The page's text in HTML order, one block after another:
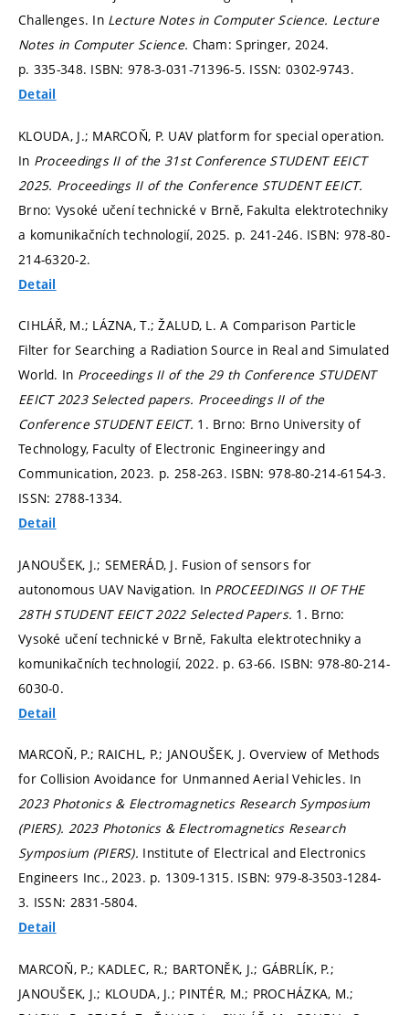
Challenges. In Lecture Notes in Computer Science. Lecture
Notes in Computer Science. Cham: Springer, 2024.
p. 335-348. ISBN: 978-3-031-71396-5. ISSN: 0302-9743.
Detail
KLOUDA, J.; MARCOŇ, P. UAV platform for special operation.
In Proceedings II of the 31st Conference STUDENT EEICT
2025. Proceedings II of the Conference STUDENT EEICT.
Brno: Vysoké učení technické v Brně, Fakulta elektrotechniky
a komunikačních technologií, 2025. p. 241-246. ISBN: 978-80-
214-6320-2.
Detail
CIHLÁŘ, M.; LÁZNA, T.; ŽALUD, L. A Comparison Particle
Filter for Searching a Radiation Source in Real and Simulated
World. In Proceedings II of the 29 th Conference STUDENT
EEICT 2023 Selected papers. Proceedings II of the
Conference STUDENT EEICT. 1. Brno: Brno University of
Technology, Faculty of Electronic Engineeringy and
Communication, 2023. p. 258-263. ISBN: 978-80-214-6154-3.
ISSN: 2788-1334.
Detail
JANOUŠEK, J.; SEMERÁD, J. Fusion of sensors for
autonomous UAV Navigation. In PROCEEDINGS II OF THE
28TH STUDENT EEICT 2022 Selected Papers. 1. Brno:
Vysoké učení technické v Brně, Fakulta elektrotechniky a
komunikačních technologií, 2022. p. 63-66. ISBN: 978-80-214-
6030-0.
Detail
MARCOŇ, P.; RAICHL, P.; JANOUŠEK, J. Overview of Methods
for Collision Avoidance for Unmanned Aerial Vehicles. In
2023 Photonics & Electromagnetics Research Symposium
(PIERS). 2023 Photonics & Electromagnetics Research
Symposium (PIERS). Institute of Electrical and Electronics
Engineers Inc., 2023. p. 1309-1315. ISBN: 979-8-3503-1284-
3. ISSN: 2831-5804.
Detail
MARCOŇ, P.; KADLEC, R.; BARTONĚK, J.; GÁBRLÍK, P.;
JANOUŠEK, J.; KLOUDA, J.; PINTÉR, M.; PROCHÁZKA, M.;